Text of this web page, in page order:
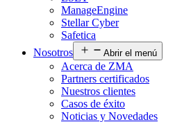
ManageEngine
Stellar Cyber
Safetica
Nosotros
Abrir el menú
Acerca de ZMA
Partners certificados
Nuestros clientes
Casos de éxito
Noticias y Novedades